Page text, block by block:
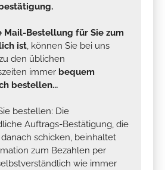
Mail-Bestellung für Sie zum
ist , können Sie bei uns
den üblichen
immer bequem
bestellen...
bestellen: Die
Auftrags-Bestätigung, die
schicken, beinhaltet
zum Bezahlen per
wie immer